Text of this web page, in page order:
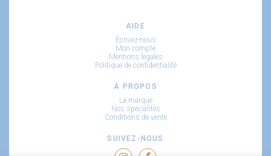
AIDE
Écrivez-nous
Mon compte
Mentions légales
Politique de confidentialité
À PROPOS
La marque
Nos spécialités
Conditions de vente
SUIVEZ-NOUS